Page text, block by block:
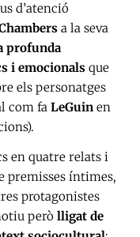
d’atenció
a la seva
profunda
i emocionals que
els personatges
com fa LeGuin en
en quatre relats i
premisses íntimes,
protagonistes
però lligat de